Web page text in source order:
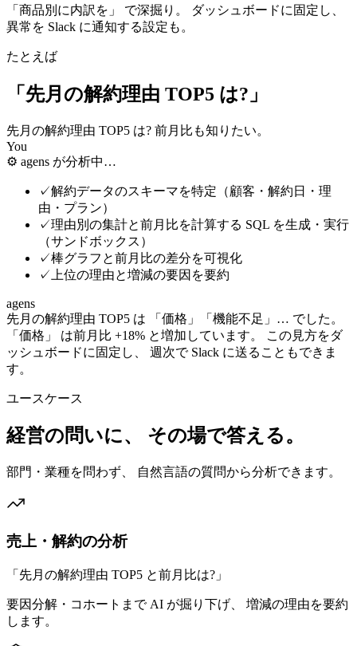
「商品別に内訳を」 で深掘り。 ダッシュボードに固定し、
異常を Slack に通知する設定も。
たとえば
「先月の解約理由 TOP5 は?」
先月の解約理由 TOP5 は? 前月比も知りたい。
You
⚙ agens が分析中…
✓解約データのスキーマを特定（顧客・解約日・理
由・プラン）
✓理由別の集計と前月比を計算する SQL を生成・実行
（サンドボックス）
✓棒グラフと前月比の差分を可視化
✓ 上位の理由と増減の要因を要約
agens
先月の解約理由 TOP5 は 「価格」「機能不足」… でした。
「価格」 は前月比 +18% と増加しています。 この見方をダ
ッシュボードに固定し、 週次で Slack に送ることもできま
す。
ユースケース
経営の問いに、 その場で答える。
部門・業種を問わず、 自然言語の質問から分析できます。
売上・解約の分析
「 先月の解約理由 TOP5 と前月比は? 」
要因分解・コホートまで AI が掘り下げ、 増減の理由を要約
します。